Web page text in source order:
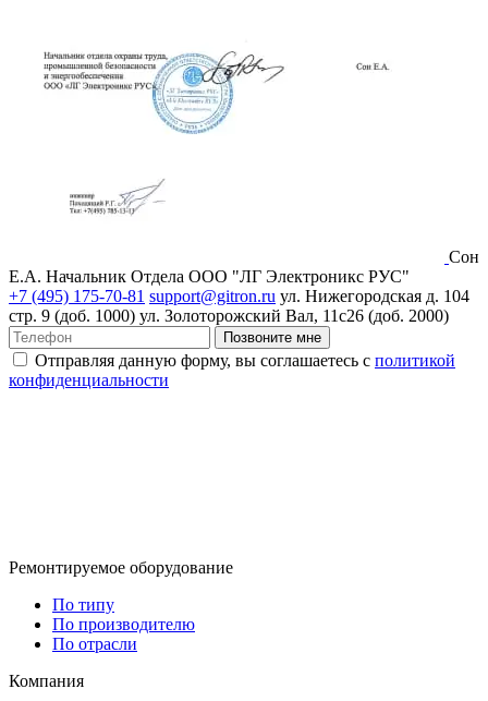
Сон
Е.А. Начальник Отдела ООО "ЛГ Электроникс РУС"
+7 (495) 175-70-81 support@gitron.ru ул. Нижегородская д. 104
стр. 9 (доб. 1000) ул. Золоторожский Вал, 11с26 (доб. 2000)
Позвоните мне
Отправляя данную форму, вы соглашаетесь с политикой
конфиденциальности
Ремонтируемое оборудование
По типу
По производителю
По отрасли
Компания